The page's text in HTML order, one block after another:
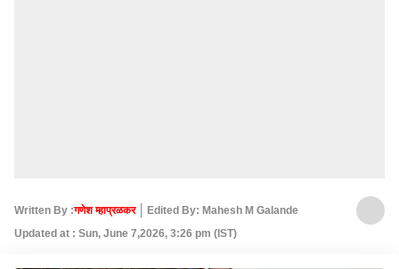
Written By :गणेश म्हाप्रळकर
Edited By: Mahesh M Galande
Updated at : Sun, June 7,2026, 3:26 pm (IST)